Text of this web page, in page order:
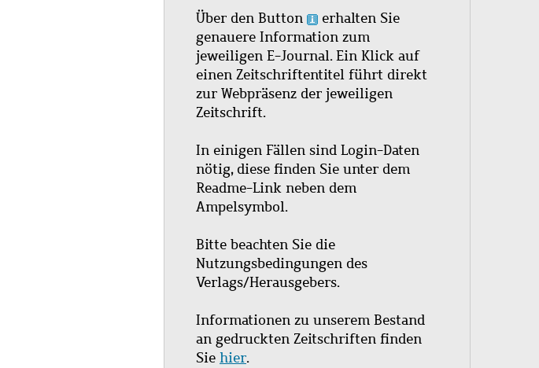
Über den Button
erhalten Sie
genauere Information zum
jeweiligen E-Journal. Ein Klick auf
einen Zeitschriftentitel führt direkt
zur Webpräsenz der jeweiligen
Zeitschrift.
In einigen Fällen sind Login-Daten
nötig, diese finden Sie unter dem
Readme-Link neben dem
Ampelsymbol.
Bitte beachten Sie die
Nutzungsbedingungen des
Verlags/Herausgebers.
Informationen zu unserem Bestand
an gedruckten Zeitschriften finden
Sie hier.